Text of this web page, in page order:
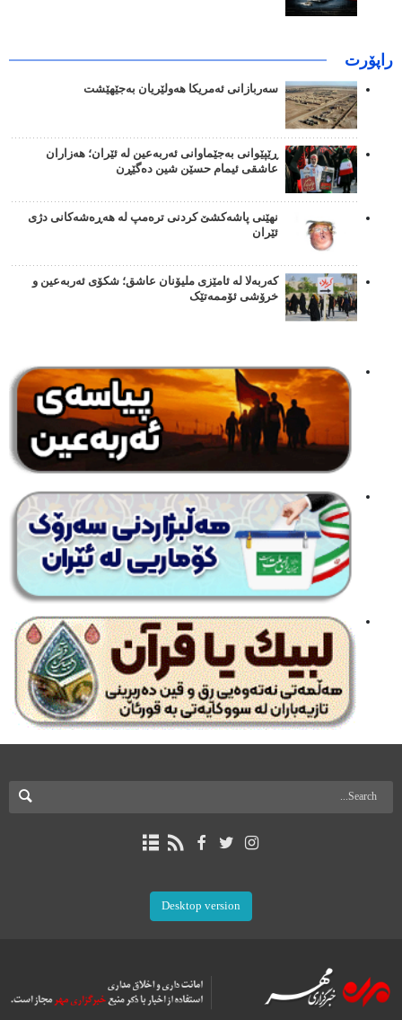
راپۆرت
سەربازانی ئەمریکا هەولێریان بەجێهێشت
ڕێپێوانی بەجێماوانی ئەربەعین لە ئێران؛ هەزاران
عاشقی ئیمام حسێن شین دەگێڕن
نهێنی پاشەکشێ کردنی ترەمپ لە هەڕەشەکانی دژی
ئێران
کەربەلا لە ئامێزی ملیۆنان عاشق؛ شکۆی ئەربەعین و
خرۆشی ئۆممەتێک
Desktop version